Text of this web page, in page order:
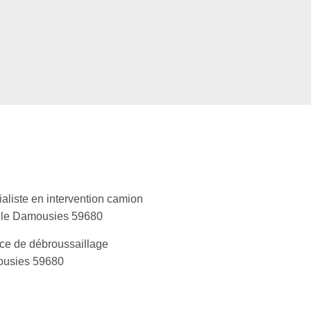
en intervention camion
Damousies 59680
de débroussaillage
59680